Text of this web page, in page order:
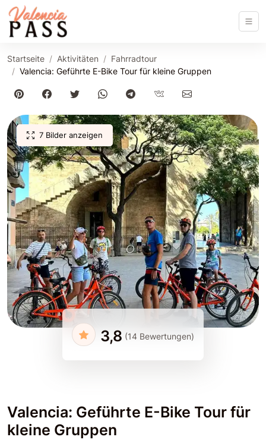
Startseite Aktivitäten
Fahrradtour
Valencia: Geführte E-Bike Tour für kleine Gruppen
7 Bilder anzeigen
3,8 (14 Bewertungen)
Valencia: Geführte E-Bike Tour für
kleine Gruppen